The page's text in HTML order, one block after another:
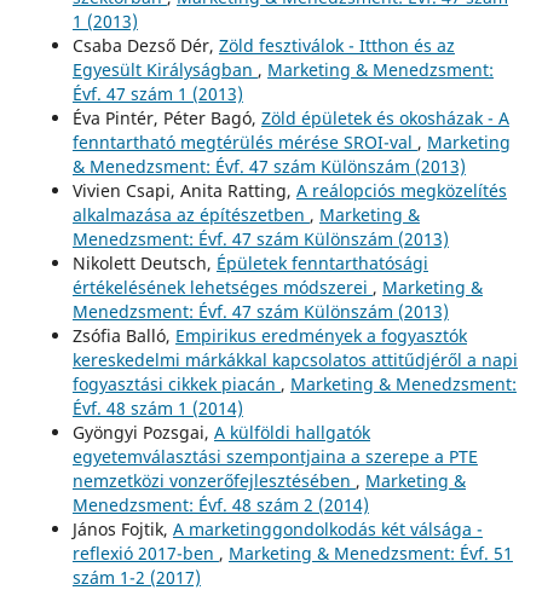
1 (2013)
Csaba Dezső Dér, Zöld fesztiválok - Itthon és az
Egyesült Királyságban , Marketing & Menedzsment:
Évf. 47 szám 1 (2013)
Éva Pintér, Péter Bagó, Zöld épületek és okosházak - A
fenntartható megtérülés mérése SROI-val , Marketing
& Menedzsment: Évf. 47 szám Különszám (2013)
Vivien Csapi, Anita Ratting, A reálopciós megközelítés
alkalmazása az építészetben , Marketing &
Menedzsment: Évf. 47 szám Különszám (2013)
Nikolett Deutsch, Épületek fenntarthatósági
értékelésének lehetséges módszerei , Marketing &
Menedzsment: Évf. 47 szám Különszám (2013)
Zsófia Balló, Empirikus eredmények a fogyasztók
kereskedelmi márkákkal kapcsolatos attitűdjéről a napi
fogyasztási cikkek piacán , Marketing & Menedzsment:
Évf. 48 szám 1 (2014)
Gyöngyi Pozsgai, A külföldi hallgatók
egyetemválasztási szempontjaina a szerepe a PTE
nemzetközi vonzerőfejlesztésében , Marketing &
Menedzsment: Évf. 48 szám 2 (2014)
János Fojtik, A marketinggondolkodás két válsága -
reflexió 2017-ben , Marketing & Menedzsment: Évf. 51
szám 1-2 (2017)